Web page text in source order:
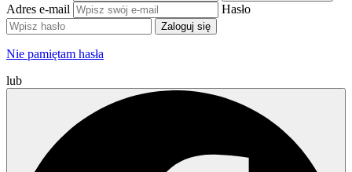
Adres e-mail Hasło
Zaloguj się
Nie pamiętam hasła
lub